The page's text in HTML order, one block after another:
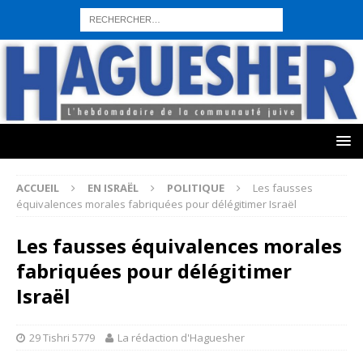
sohbet hattı numarası seks hattı numara istanbul escort bayanlar
sohbet hattı numaralar seks hattı numaralar"
numaraları sohbet hattı sex hattı telefonda seks numara sıcak sex
sohbet hattı canlı sohbet hatları sohbet numaraları
ucuz
sex sohbet hattı numaraları
yeni casino siteleri
ACCUEIL EN ISRAËL POLITIQUE
Les fausses
équivalences morales fabriquées pour délégitimer Israël
Les fausses équivalences morales
fabriquées pour délégitimer
Israël
29 Tishri 5779 La rédaction d'Haguesher